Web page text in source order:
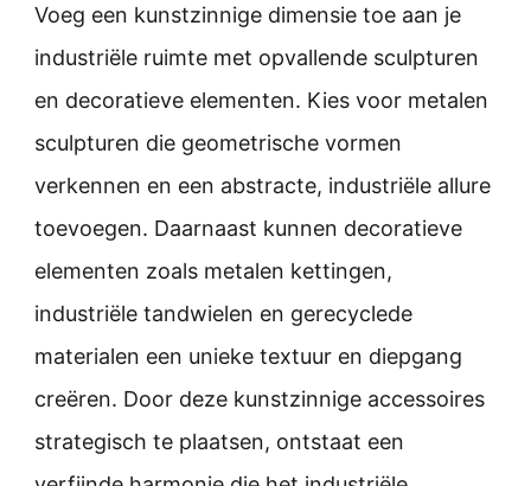
Voeg een kunstzinnige dimensie toe aan je
industriële ruimte met opvallende sculpturen
en decoratieve elementen. Kies voor metalen
sculpturen die geometrische vormen
verkennen en een abstracte, industriële allure
toevoegen. Daarnaast kunnen decoratieve
elementen zoals metalen kettingen,
industriële tandwielen en gerecyclede
materialen een unieke textuur en diepgang
creëren. Door deze kunstzinnige accessoires
strategisch te plaatsen, ontstaat een